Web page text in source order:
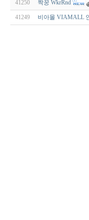
41250 짝꿍 WkrRnd
41249 비아몰 VIAMALL